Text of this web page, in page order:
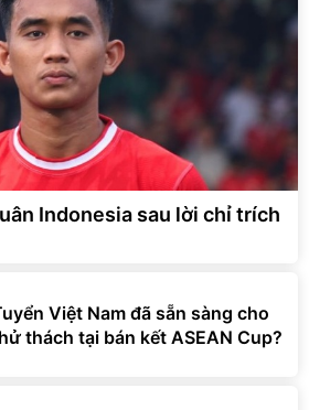
Indonesia sau lời chỉ trích
Việt Nam đã sẵn sàng cho
thách tại bán kết ASEAN Cup?